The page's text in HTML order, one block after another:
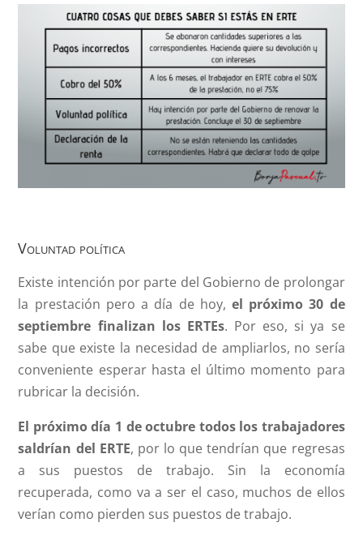
Voluntad política
Existe intención por parte del Gobierno de prolongar
la prestación pero a día de hoy, el próximo 30 de
septiembre finalizan los ERTEs. Por eso, si ya se
sabe que existe la necesidad de ampliarlos, no sería
conveniente esperar hasta el último momento para
rubricar la decisión.
El próximo día 1 de octubre todos los trabajadores
saldrían del ERTE, por lo que tendrían que regresas
a sus puestos de trabajo. Sin la economía
recuperada, como va a ser el caso, muchos de ellos
verían como pierden sus puestos de trabajo.